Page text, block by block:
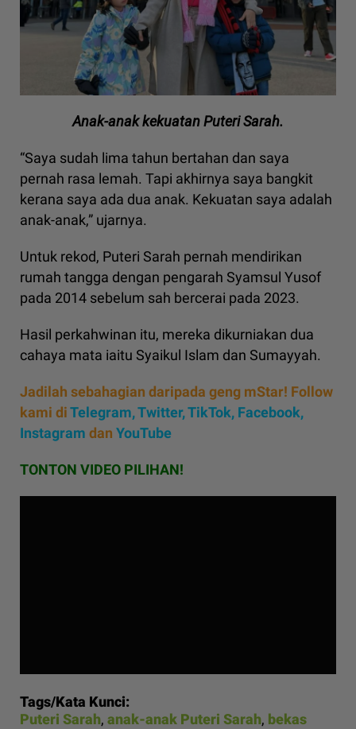
Anak-anak kekuatan Puteri Sarah.
“Saya sudah lima tahun bertahan dan saya
pernah rasa lemah. Tapi akhirnya saya bangkit
kerana saya ada dua anak. Kekuatan saya adalah
anak-anak,” ujarnya.
Untuk rekod, Puteri Sarah pernah mendirikan
rumah tangga dengan pengarah Syamsul Yusof
pada 2014 sebelum sah bercerai pada 2023.
Hasil perkahwinan itu, mereka dikurniakan dua
cahaya mata iaitu Syaikul Islam dan Sumayyah.
Jadilah sebahagian daripada geng mStar! Follow
kami diTelegram,Twitter,TikTok, Facebook,
Instagram dan YouTube
TONTON VIDEO PILIHAN!
Tags/Kata Kunci:
Puteri Sarah, anak-anak Puteri Sarah, bekas